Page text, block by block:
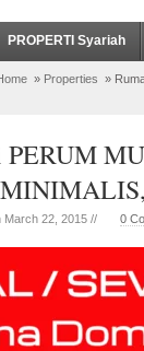
PROPERTI Syariah
» Properties »
PERUM
March 22, 2015 // 0